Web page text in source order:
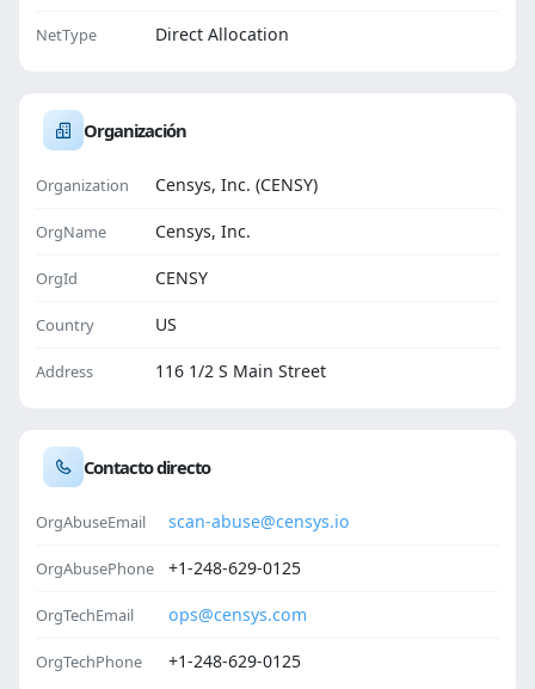
NetType Direct Allocation
Organización
Organization Censys, Inc. (CENSY)
OrgName Censys, Inc.
OrgId CENSY
Country US
Address 116 1/2 S Main Street
Contacto directo
OrgAbuseEmail scan-abuse@censys.io
OrgAbusePhone +1-248-629-0125
OrgTechEmail ops@censys.com
OrgTechPhone +1-248-629-0125